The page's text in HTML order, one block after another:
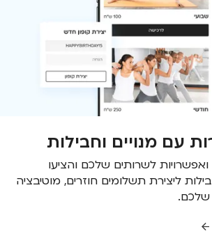
עם מנויים וחבילות
ואפשרויות לשרותים שלכם והציעו
ליצירת תשלומים חוזרים, מוטיבציה
שלכם.